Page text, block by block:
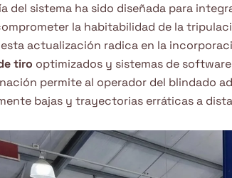
del sistema ha sido diseñada para
la habitabilidad de la
actualización radica en la
tiro optimizados y sistemas de
permite al operador del blindado
bajas y trayectorias erráticas a